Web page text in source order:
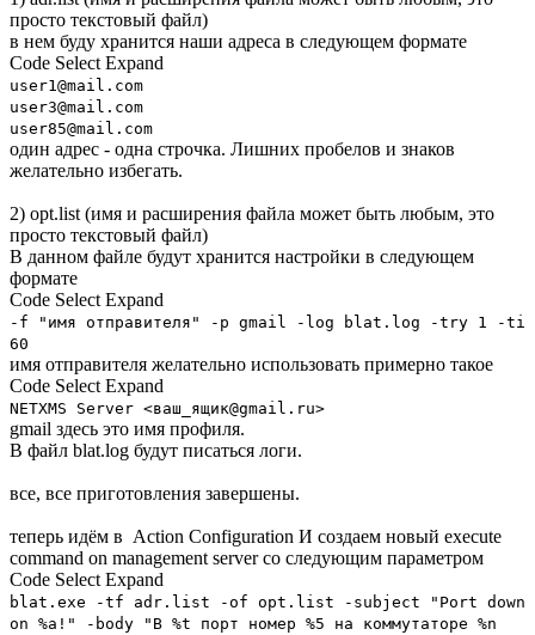
просто текстовый файл)
в нем буду хранится наши адреса в следующем формате
Code Select Expand
user1@mail.com
user3@mail.com
user85@mail.com
один адрес - одна строчка. Лишних пробелов и знаков
желательно избегать.
2) opt.list (имя и расширения файла может быть любым, это
просто текстовый файл)
В данном файле будут хранится настройки в следующем
формате
Code Select Expand
-f "имя отправителя" -p gmail -log blat.log -try 1 -ti
60
имя отправителя желательно использовать примерно такое
Code Select Expand
NETXMS Server <ваш_ящик@gmail.ru>
gmail здесь это имя профиля.
В файл blat.log будут писаться логи.
все, все приготовления завершены.
теперь идём в Action Configuration И создаем новый execute
command on management server со следующим параметром
Code Select Expand
blat.exe -tf adr.list -of opt.list -subject "Port down
on %a!" -body "В %t порт номер %5 на коммутаторе %n